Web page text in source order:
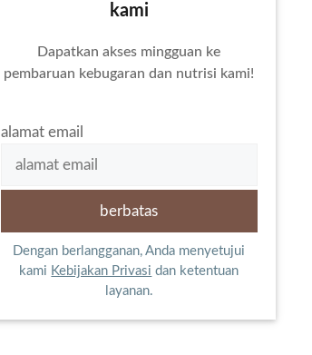
kami
Dapatkan akses mingguan ke
pembaruan kebugaran dan nutrisi kami!
alamat email
Dengan berlangganan, Anda menyetujui
kami Kebijakan Privasi dan ketentuan
layanan.